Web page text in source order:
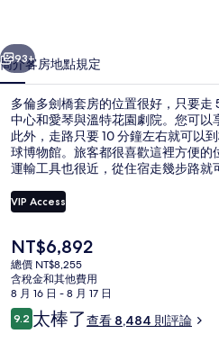
的
相
片
集
個 下一個
93+
簡介客房地點規定
多倫多劍橋套房的位置很好，只要走
中心和愛琴與溫特花園劇院。您可以
此外，走路只要 10 分鐘左右就可以
球博物館。旅客都很喜歡這裡方便的
運輸工具也很近，從住宿走幾步路就
VIP Access
目
前
的
價
格
是
NT$6,892
總價 NT$8,255
含稅金和其他費用
8 月 16 日 - 8 月 17 日
評
論
9.29.2 分，滿分 10 分，
太棒了查看 8,484 則評論